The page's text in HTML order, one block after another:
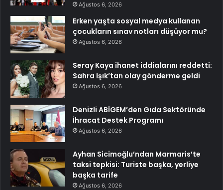
Ağustos 6, 2026
Erken yaşta sosyal medya kullanan
çocukların sınav notları düşüyor mu?
Ağustos 6, 2026
Seray Kaya ihanet iddialarını reddetti:
Sahra Işık’tan olay gönderme geldi
Ağustos 6, 2026
Denizli ABİGEM’den Gıda Sektöründe
İhracat Destek Programı
Ağustos 6, 2026
Ayhan Sicimoğlu’ndan Marmaris’te
taksi tepkisi: Turiste başka, yerliye
başka tarife
Ağustos 6, 2026